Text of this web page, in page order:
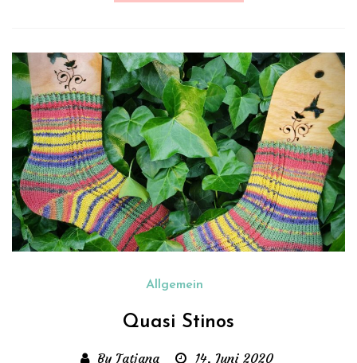
Allgemein
Quasi Stinos
By Tatjana 14. Juni 2020